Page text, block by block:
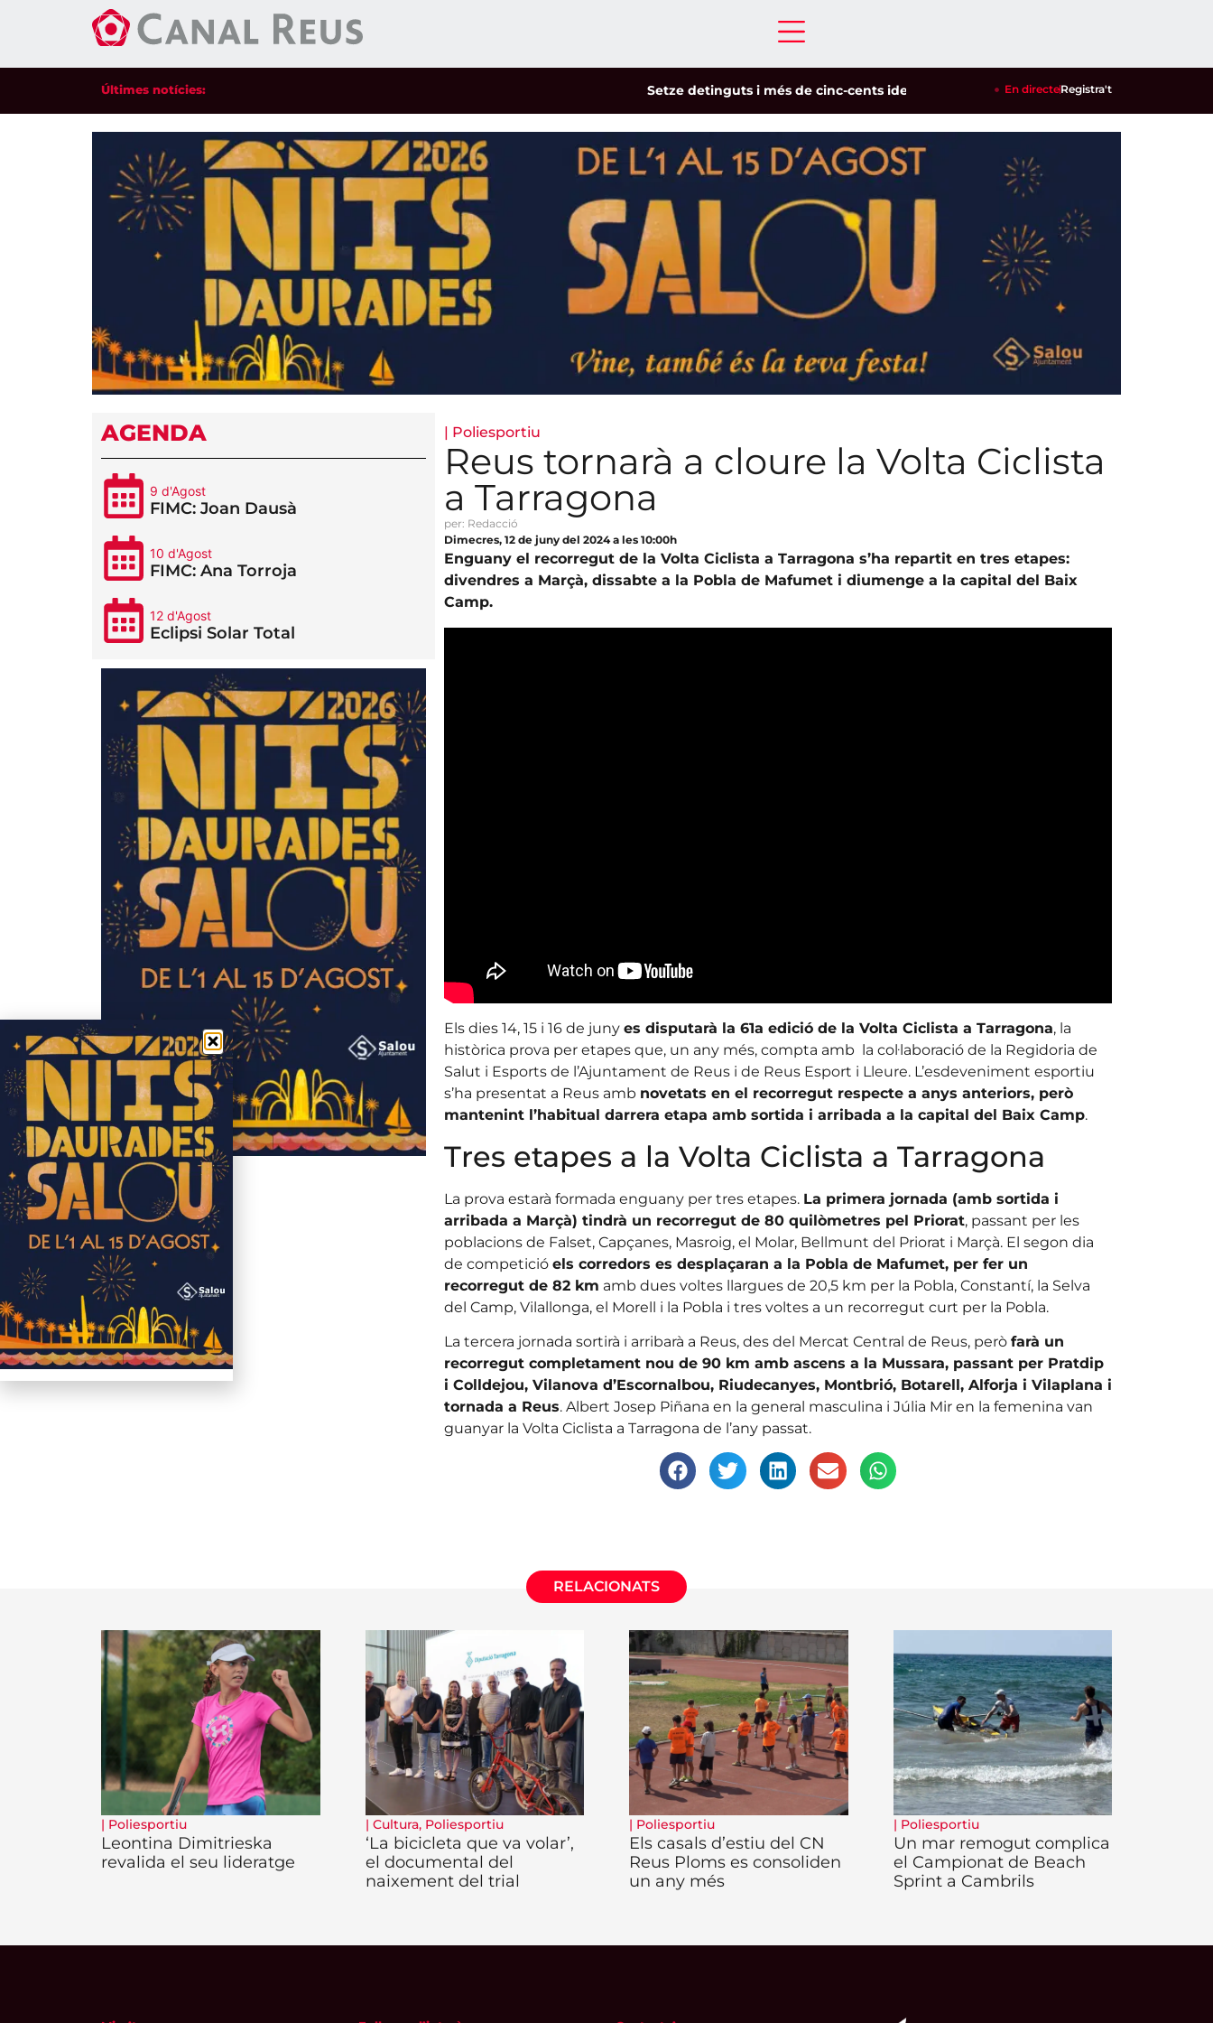
Últimes notícies: Setze detinguts i més de cinc-cents identificats en un dispositiu policial contra la
En directeRegistra't
AGENDA
9 d'Agost
FIMC: Joan Dausà
10 d'Agost
FIMC: Ana Torroja
12 d'Agost
Eclipsi Solar Total
| Poliesportiu
Reus tornarà a cloure la Volta Ciclista
a Tarragona
per: Redacció
Dimecres, 12 de juny del 2024 a les 10:00h
Enguany el recorregut de la Volta Ciclista a Tarragona s’ha repartit en tres etapes:
divendres a Marçà, dissabte a la Pobla de Mafumet i diumenge a la capital del Baix
Camp.
Els dies 14, 15 i 16 de juny es disputarà la 61a edició de la Volta Ciclista a Tarragona, la
històrica prova per etapes que, un any més, compta amb la col·laboració de la Regidoria de
Salut i Esports de l’Ajuntament de Reus i de Reus Esport i Lleure. L’esdeveniment esportiu
s’ha presentat a Reus amb novetats en el recorregut respecte a anys anteriors, però
mantenint l’habitual darrera etapa amb sortida i arribada a la capital del Baix Camp.
Tres etapes a la Volta Ciclista a Tarragona
La prova estarà formada enguany per tres etapes. La primera jornada (amb sortida i
arribada a Marçà) tindrà un recorregut de 80 quilòmetres pel Priorat, passant per les
poblacions de Falset, Capçanes, Masroig, el Molar, Bellmunt del Priorat i Marçà. El segon dia
de competició els corredors es desplaçaran a la Pobla de Mafumet, per fer un
recorregut de 82 km amb dues voltes llargues de 20,5 km per la Pobla, Constantí, la Selva
del Camp, Vilallonga, el Morell i la Pobla i tres voltes a un recorregut curt per la Pobla.
La tercera jornada sortirà i arribarà a Reus, des del Mercat Central de Reus, però farà un
recorregut completament nou de 90 km amb ascens a la Mussara, passant per Pratdip
i Colldejou, Vilanova d’Escornalbou, Riudecanyes, Montbrió, Botarell, Alforja i Vilaplana i
tornada a Reus. Albert Josep Piñana en la general masculina i Júlia Mir en la femenina van
guanyar la Volta Ciclista a Tarragona de l’any passat.
RELACIONATS
| Poliesportiu
Leontina Dimitrieska
revalida el seu lideratge
| Cultura, Poliesportiu
‘La bicicleta que va volar’,
el documental del
naixement del trial
| Poliesportiu
Els casals d’estiu del CN
Reus Ploms es consoliden
un any més
| Poliesportiu
Un mar remogut complica
el Campionat de Beach
Sprint a Cambrils